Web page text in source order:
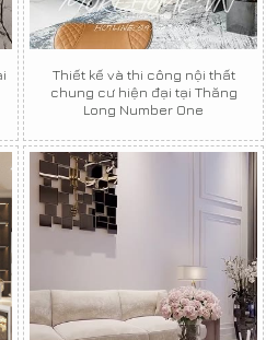
Thiết kế và thi công nội thất
chung cư hiện đại tại Thăng
Long Number One